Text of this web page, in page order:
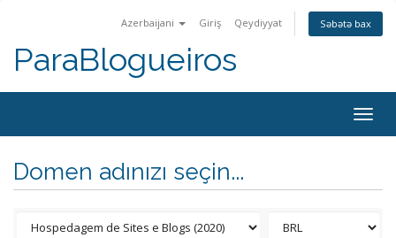
Azerbaijani Giriş Qeydiyyat Səbətə bax
ParaBlogueiros
Domen adınızı seçin...